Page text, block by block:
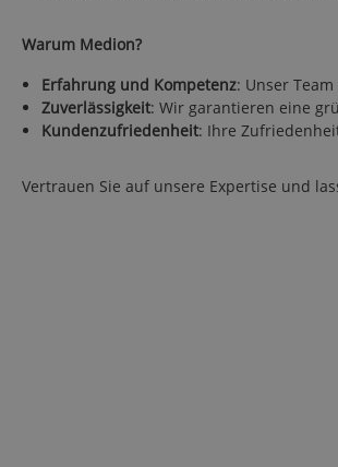
Warum Medion?
Erfahrung und Kompetenz: Unser
Zuverlässigkeit: Wir garantieren eine
Kundenzufriedenheit: Ihre
Vertrauen Sie auf unsere Expertise und